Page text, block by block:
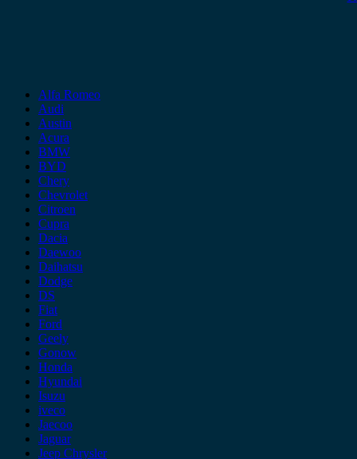
Alfa Romeo
Audi
Austin
Acura
BMW
BYD
Chery
Chevrolet
Citroen
Cupra
Dacia
Daewoo
Daihatsu
Dodge
DS
Fiat
Ford
Geely
Gonow
Honda
Hyundai
Isuzu
iveco
Jaecoo
Jaguar
Jeep Chrysler